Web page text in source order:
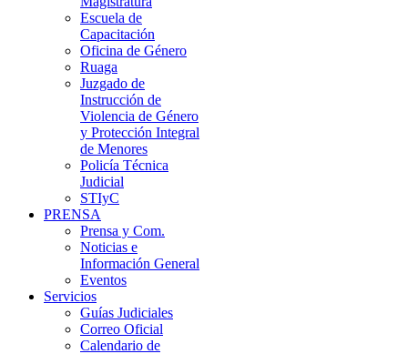
Escuela de
Capacitación
Oficina de Género
Ruaga
Juzgado de
Instrucción de
Violencia de Género
y Protección Integral
de Menores
Policía Técnica
Judicial
STIyC
PRENSA
Prensa y Com.
Noticias e
Información General
Eventos
Servicios
Guías Judiciales
Correo Oficial
Calendario de